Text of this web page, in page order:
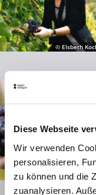
Diese Webseite
Wir verwenden
personalisieren,
zu können und die
zuanalysieren.
© Elsbeth
© © Weingut